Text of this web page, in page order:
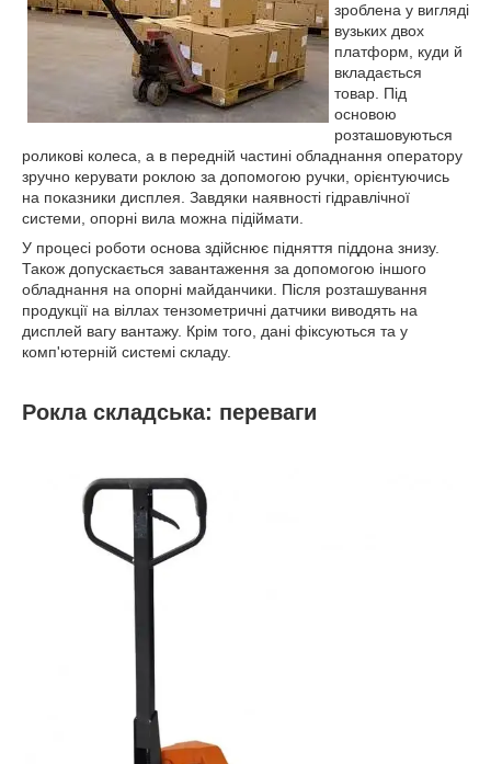
зроблена у вигляді
вузьких двох
платформ, куди й
вкладається
товар. Під
основою
розташовуються
роликові колеса, а в передній частині обладнання оператору
зручно керувати роклою за допомогою ручки, орієнтуючись
на показники дисплея. Завдяки наявності гідравлічної
системи, опорні вила можна підіймати.
У процесі роботи основа здійснює підняття піддона знизу.
Також допускається завантаження за допомогою іншого
обладнання на опорні майданчики. Після розташування
продукції на віллах тензометричні датчики виводять на
дисплей вагу вантажу. Крім того, дані фіксуються та у
комп'ютерній системі складу.
Рокла складська: переваги